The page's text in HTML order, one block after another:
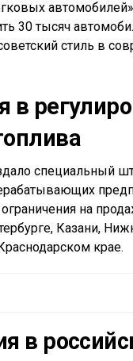
30 тысяч
стиль в
в
специальный
на
Казани,
крае.
в